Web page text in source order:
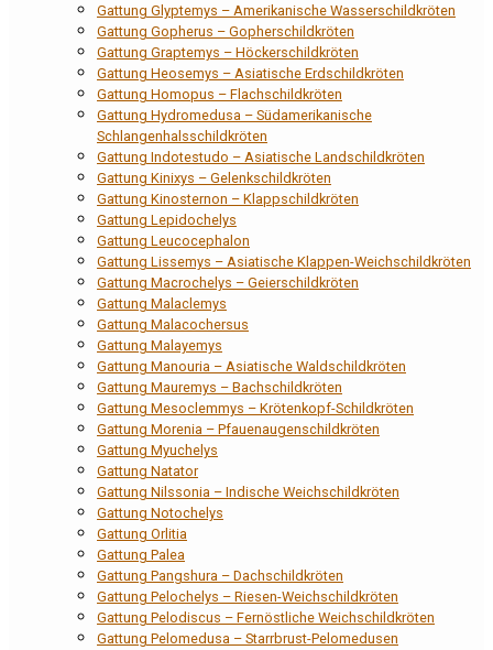
Gattung Glyptemys – Amerikanische Wasserschildkröten
Gattung Gopherus – Gopherschildkröten
Gattung Graptemys – Höckerschildkröten
Gattung Heosemys – Asiatische Erdschildkröten
Gattung Homopus – Flachschildkröten
Gattung Hydromedusa – Südamerikanische
Schlangenhalsschildkröten
Gattung Indotestudo – Asiatische Landschildkröten
Gattung Kinixys – Gelenkschildkröten
Gattung Kinosternon – Klappschildkröten
Gattung Lepidochelys
Gattung Leucocephalon
Gattung Lissemys – Asiatische Klappen-Weichschildkröten
Gattung Macrochelys – Geierschildkröten
Gattung Malaclemys
Gattung Malacochersus
Gattung Malayemys
Gattung Manouria – Asiatische Waldschildkröten
Gattung Mauremys – Bachschildkröten
Gattung Mesoclemmys – Krötenkopf-Schildkröten
Gattung Morenia – Pfauenaugenschildkröten
Gattung Myuchelys
Gattung Natator
Gattung Nilssonia – Indische Weichschildkröten
Gattung Notochelys
Gattung Orlitia
Gattung Palea
Gattung Pangshura – Dachschildkröten
Gattung Pelochelys – Riesen-Weichschildkröten
Gattung Pelodiscus – Fernöstliche Weichschildkröten
Gattung Pelomedusa – Starrbrust-Pelomedusen